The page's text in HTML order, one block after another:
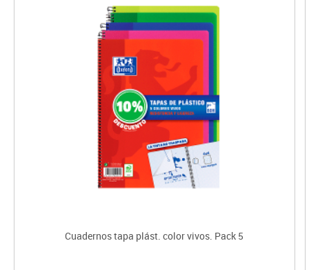
Cuadernos tapa plást. color vivos. Pack 5